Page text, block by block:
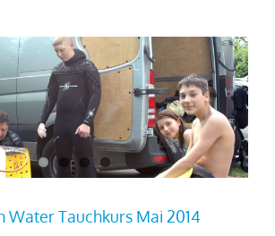
Water Tauchkurs Mai 2014